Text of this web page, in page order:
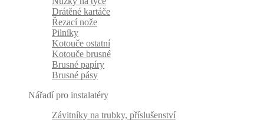
Drátěné kartáče
Řezací nože
Pilníky
Kotouče ostatní
Kotouče brusné
Brusné papíry
Brusné pásy
Nářadí pro instalatéry
Závitníky na trubky, příslušenství